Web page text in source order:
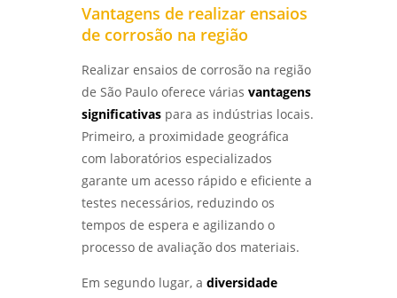
DESCUBRA OS MELHORES LABORATÓRIOS DE
ENSAIOS MECÂNICOS EM SP - LABMETAL
ANÁLISE DE FALHAS EM MÁQUINAS:
IDENTIFIQUE E SOLUCIONE PROBLEMAS
EFICAZMENTE - LABMETAL
COMO ESCOLHER O MELHOR LABORATÓRIO DE
ENSAIOS MECÂNICOS E METALOGRÁFICOS -
LABMETAL
COMO ESCOLHER UM LABORATÓRIO DE
ENSAIOS MECÂNICOS E MATERIAIS EFICIENTES
SERVIÇO DE QUALIFICAÇÃO DE SOLDADOR
Vantagens de realizar ensaios
de corrosão na região
Realizar ensaios de corrosão na região
de São Paulo oferece várias vantagens
significativaspara as indústrias locais.
Primeiro, a proximidade geográfica
com laboratórios especializados
garante um acesso rápido e eficiente a
testes necessários, reduzindo os
tempos de espera e agilizando o
processo de avaliação dos materiais.
Em segundo lugar, a diversidade